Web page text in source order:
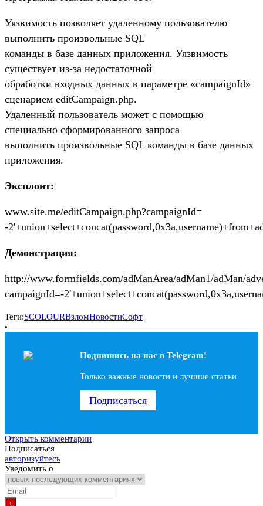
Уязвимость позволяет удаленному пользователю
выполнить произвольные SQL
команды в базе данных приложения. Уязвимость
существует из-за недостаточной
обработки входных данных в параметре «campaignId»
сценарием editCampaign.php.
Удаленный пользователь может с помощью
специально сформированного запроса
выполнить произвольные SQL команды в базе данных
приложения.
Эксплоит:
www.site.me/editCampaign.php?campaignId=
-
Демонстрация:
http://www.formfields.com/adManArea/adMan1/adMan/
campaignId=-
Теги:SCOLOURВзломНовостиСофт
Подпишись на наc в Telegram!
Только важные новости и лучшие статьи
Подписаться
Открыть комментарии
Подписаться
авторизуйтесь
Уведомить о